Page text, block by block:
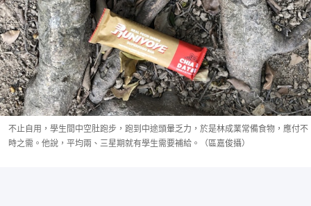
不止自用，學生間中空肚跑步，跑到中途頭暈乏力，於是林成業常備食物，應付不
時之需。他說，平均兩、三星期就有學生需要補給。（區嘉俊攝）